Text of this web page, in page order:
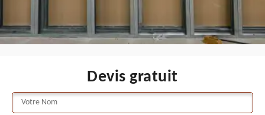
Devis gratuit